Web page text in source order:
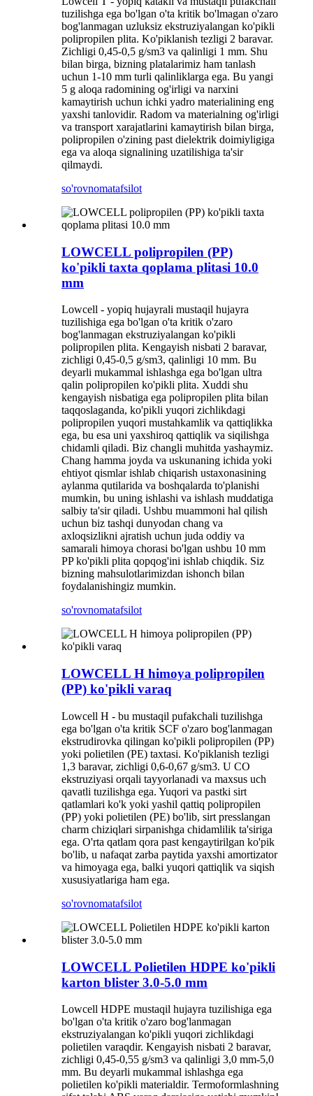
tuzilishga ega bo'lgan o'ta kritik bo'lmagan o'zaro
bog'lanmagan uzluksiz ekstruziyalangan ko'pikli
polipropilen plita. Ko'piklanish tezligi 2 baravar.
Zichligi 0,45-0,5 g/sm3 va qalinligi 1 mm. Shu
bilan birga, bizning platalarimiz ham tanlash
uchun 1-10 mm turli qalinliklarga ega. Bu yangi
5 g aloqa radomining og'irligi va narxini
kamaytirish uchun ichki yadro materialining eng
yaxshi tanlovidir. Radom va materialning og'irligi
va transport xarajatlarini kamaytirish bilan birga,
polipropilen o'zining past dielektrik doimiyligiga
ega va aloqa signalining uzatilishiga ta'sir
qilmaydi.
so'rovnomatafsilot
LOWCELL polipropilen (PP)
ko'pikli taxta qoplama plitasi 10.0
mm
Lowcell - yopiq hujayrali mustaqil hujayra
tuzilishiga ega bo'lgan o'ta kritik o'zaro
bog'lanmagan ekstruziyalangan ko'pikli
polipropilen plita. Kengayish nisbati 2 baravar,
zichligi 0,45-0,5 g/sm3, qalinligi 10 mm. Bu
deyarli mukammal ishlashga ega bo'lgan ultra
qalin polipropilen ko'pikli plita. Xuddi shu
kengayish nisbatiga ega polipropilen plita bilan
taqqoslaganda, ko'pikli yuqori zichlikdagi
polipropilen yuqori mustahkamlik va qattiqlikka
ega, bu esa uni yaxshiroq qattiqlik va siqilishga
chidamli qiladi. Biz changli muhitda yashaymiz.
Chang hamma joyda va uskunaning ichida yoki
ehtiyot qismlar ishlab chiqarish ustaxonasining
aylanma qutilarida va boshqalarda to'planishi
mumkin, bu uning ishlashi va ishlash muddatiga
salbiy ta'sir qiladi. Ushbu muammoni hal qilish
uchun biz tashqi dunyodan chang va
axloqsizlikni ajratish uchun juda oddiy va
samarali himoya chorasi bo'lgan ushbu 10 mm
PP ko'pikli plita qopqog'ini ishlab chiqdik. Siz
bizning mahsulotlarimizdan ishonch bilan
foydalanishingiz mumkin.
so'rovnomatafsilot
LOWCELL H himoya polipropilen
(PP) ko'pikli varaq
Lowcell H - bu mustaqil pufakchali tuzilishga
ega bo'lgan o'ta kritik SCF o'zaro bog'lanmagan
ekstrudirovka qilingan ko'pikli polipropilen (PP)
yoki polietilen (PE) taxtasi. Ko'piklanish tezligi
1,3 baravar, zichligi 0,6-0,67 g/sm3. U CO
ekstruziyasi orqali tayyorlanadi va maxsus uch
qavatli tuzilishga ega. Yuqori va pastki sirt
qatlamlari ko'k yoki yashil qattiq polipropilen
(PP) yoki polietilen (PE) bo'lib, sirt presslangan
charm chiziqlari sirpanishga chidamlilik ta'siriga
ega. O'rta qatlam qora past kengaytirilgan ko'pik
bo'lib, u nafaqat zarba paytida yaxshi amortizator
va himoyaga ega, balki yuqori qattiqlik va siqish
xususiyatlariga ham ega.
so'rovnomatafsilot
LOWCELL Polietilen HDPE ko'pikli
karton blister 3.0-5.0 mm
Lowcell HDPE mustaqil hujayra tuzilishiga ega
bo'lgan o'ta kritik o'zaro bog'lanmagan
ekstruziyalangan ko'pikli yuqori zichlikdagi
polietilen varaqdir. Kengayish nisbati 2 baravar,
zichligi 0,45-0,55 g/sm3 va qalinligi 3,0 mm-5,0
mm. Bu deyarli mukammal ishlashga ega
polietilen ko'pikli materialdir. Termoformlashning